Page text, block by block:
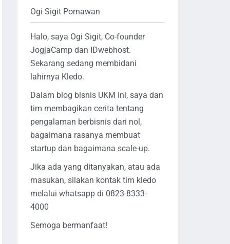
Ogi Sigit Pornawan
Halo, saya Ogi Sigit, Co-founder
JogjaCamp dan IDwebhost.
Sekarang sedang membidani
lahirnya Kledo.
Dalam blog bisnis UKM ini, saya dan
tim membagikan cerita tentang
pengalaman berbisnis dari nol,
bagaimana rasanya membuat
startup dan bagaimana scale-up.
Jika ada yang ditanyakan, atau ada
masukan, silakan kontak tim kledo
melalui whatsapp di 0823-8333-
4000
Semoga bermanfaat!